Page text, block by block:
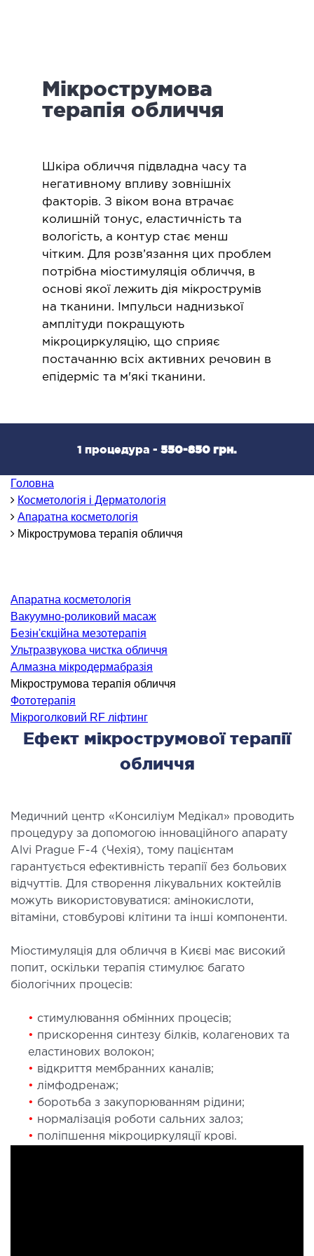
лицьова хірургія
ХІРУРГІЯ
в гінекології
в онкології
в урології
в хірургії
ТА ОНКОХІРУРГІЯ
і хвороби молочної залози
та онкохірургія
і нутриціологія
терапія
допомога
ЗАХВОРЮВАННЯ
носа
вух
І ЛОР-ХІРУРГІЯ
лікування порожнини носа і
лікування захворювань та патологій
і глотки
хірургія обличчя
хірургія тіла
урологія
І ДЕРМАТОЛОГІЯ
косметологія
Мікрострумова
терапія обличчя
Шкіра обличчя підвладна часу та
негативному впливу зовнішніх
факторів. З віком вона втрачає
колишній тонус, еластичність та
вологість, а контур стає менш
чітким. Для розв’язання цих проблем
потрібна міостимуляція обличчя, в
основі якої лежить дія мікрострумів
на тканини. Імпульси наднизької
амплітуди покращують
мікроциркуляцію, що сприяє
постачанню всіх активних речовин в
епідерміс та м'які тканини.
1 процедура - 550-850 грн.
Головна
Косметологія і Дерматологія
Апаратна косметологія
Мікрострумова терапія обличчя
Апаратна косметологія
Вакуумно-роликовий масаж
Безін'єкційна мезотерапія
Ультразвукова чистка обличчя
Алмазна мікродермабразія
Мікрострумова терапія обличчя
Фототерапія
Мікроголковий RF ліфтинг
Ефект мікрострумової терапії
обличчя
Медичний центр «Консиліум Медікал» проводить
процедуру за допомогою інноваційного апарату
Alvi Prague F-4 (Чехія), тому пацієнтам
гарантується ефективність терапії без больових
відчуттів. Для створення лікувальних коктейлів
можуть використовуватися: амінокислоти,
вітаміни, стовбурові клітини та інші компоненти.
Міостимуляція для обличчя в Києві має високий
попит, оскільки терапія стимулює багато
біологічних процесів:
• стимулювання обмінних процесів;
• прискорення синтезу білків, колагенових та
еластинових волокон;
• відкриття мембранних каналів;
• лімфодренаж;
• боротьба з закупорюванням рідини;
• нормалізація роботи сальних залоз;
• поліпшення мікроциркуляції крові.